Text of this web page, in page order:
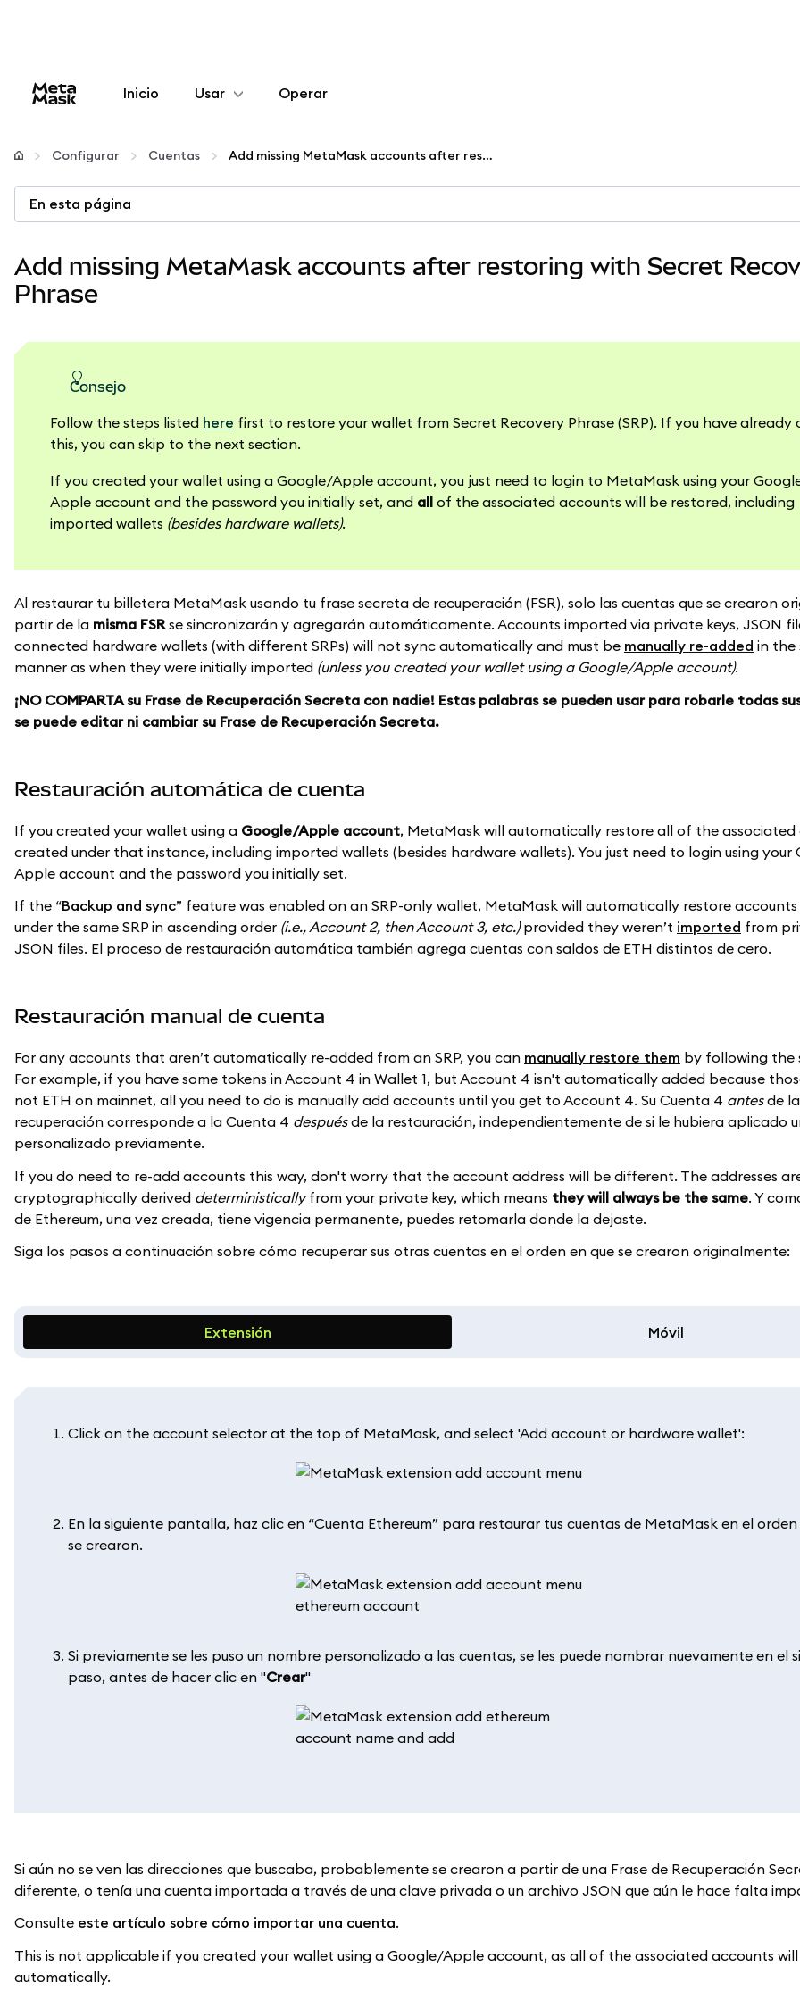
Inicio Usar
Configurar
Gestionar criptomonedas
Manténgase a salvo
Operar
Configurar Cuentas Add missing MetaMask accounts after restoring with Secret Recovery Phrase
En esta página
Add missing MetaMask accounts after restoring with Secret
Phrase
consejo
Follow the steps listed here first to restore your wallet from Secret Recovery Phrase (SRP). If you have already
this, you can skip to the next section.
If you created your wallet using a Google/Apple account, you just need to login to MetaMask using your
Apple account and the password you initially set, and all of the associated accounts will be restored, including
imported wallets (besides hardware wallets).
Al restaurar tu billetera MetaMask usando tu frase secreta de recuperación (FSR), solo las cuentas que se crearon
partir de la misma FSRse sincronizarán y agregarán automáticamente. Accounts imported via private keys, JSON
connected hardware wallets (with different SRPs) will not sync automatically and must be manually re-added in the
manner as when they were initially imported (unless you created your wallet using a Google/Apple account).
¡NO COMPARTA su Frase de Recuperación Secreta con nadie! Estas palabras se pueden usar para robarle todas
se puede editar ni cambiar su Frase de Recuperación Secreta.
Restauración automática de cuenta
If you created your wallet using a Google/Apple account, MetaMask will automatically restore all of the associated
created under that instance, including imported wallets (besides hardware wallets). You just need to login using your
Apple account and the password you initially set.
If the “Backup and sync” feature was enabled on an SRP-only wallet, MetaMask will automatically restore
under the same SRP in ascending order (i.e., Account 2, then Account 3, etc.)provided they weren’t imported from
JSON files. El proceso de restauración automática también agrega cuentas con saldos de ETH distintos de cero.
Restauración manual de cuenta
For any accounts that aren’t automatically re-added from an SRP, you can manually restore them by following the
For example, if you have some tokens in Account 4 in Wallet 1, but Account 4 isn't automatically added because
not ETH on mainnet, all you need to do is manually add accounts until you get to Account 4. Su Cuenta 4 antesde la
recuperación corresponde a la Cuenta 4 despuésde la restauración, independientemente de si le hubiera aplicado
personalizado previamente.
If you do need to re-add accounts this way, don't worry that the account address will be different. The addresses
cryptographically derived deterministicallyfrom your private key, which means they will always be the same. Y
de Ethereum, una vez creada, tiene vigencia permanente, puedes retomarla donde la dejaste.
Siga los pasos a continuación sobre cómo recuperar sus otras cuentas en el orden en que se crearon originalmente:
Extensión Móvil
Click on the account selector at the top of MetaMask, and select 'Add account or hardware wallet':
En la siguiente pantalla, haz clic en “Cuenta Ethereum” para restaurar tus cuentas de MetaMask en el orden
se crearon.
Si previamente se les puso un nombre personalizado a las cuentas, se les puede nombrar nuevamente en el
paso, antes de hacer clic en "Crear"
Si aún no se ven las direcciones que buscaba, probablemente se crearon a partir de una Frase de Recuperación
diferente, o tenía una cuenta importada a través de una clave privada o un archivo JSON que aún le hace falta
Consulte este artículo sobre cómo importar una cuenta.
This is not applicable if you created your wallet using a Google/Apple account, as all of the associated accounts
automatically.